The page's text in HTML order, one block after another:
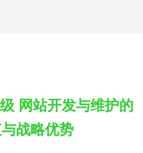
网站开发与维护的
战略优势